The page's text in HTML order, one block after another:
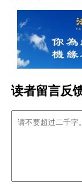
读者留言反